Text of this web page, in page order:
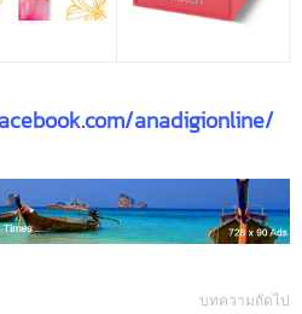
anadigionline/
บทความถัดไป